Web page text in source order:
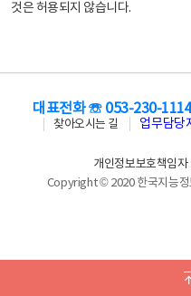
것은 허용되지 않습니다.
대표전화 ☏ 053-230-1114
찾아오시는 길
업무담당
개인정보보호책임
Copyright © 2020 한국지능